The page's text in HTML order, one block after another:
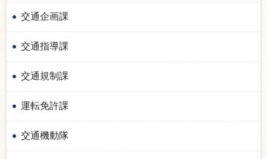
交通企画課
交通指導課
交通規制課
運転免許課
交通機動隊